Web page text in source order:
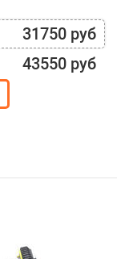
31750 руб
43550 руб